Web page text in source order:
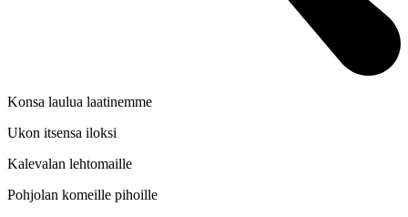
Konsa laulua laatinemme
Ukon itsensa iloksi
Kalevalan lehtomaille
Pohjolan komeille pihoille